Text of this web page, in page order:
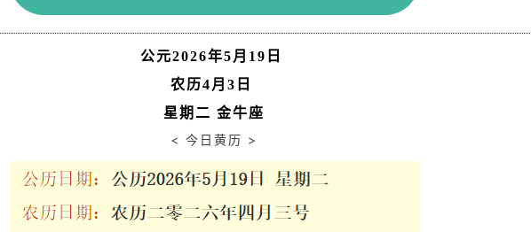
公元2026年5月19日
农历4月3日
星期二 金牛座
< 今日黄历 >